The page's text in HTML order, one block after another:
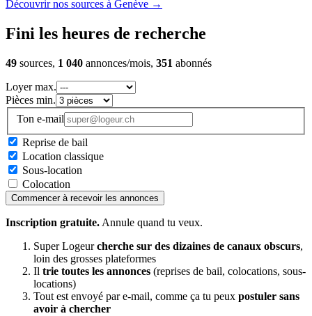
Découvrir nos sources à Genève →
Fini les heures de recherche
49 sources, 1 040 annonces/mois, 351 abonnés
Loyer max.
Pièces min.
Ton e-mail
Reprise de bail
Location classique
Sous-location
Colocation
Commencer à recevoir les annonces
Inscription gratuite. Annule quand tu veux.
Super Logeurcherche sur des dizaines de canaux obscurs,
loin des grosses plateformes
Il trie toutes les annonces (reprises de bail, colocations, sous-
locations)
Tout est envoyé par e-mail, comme ça tu peux postuler sans
avoir à chercher